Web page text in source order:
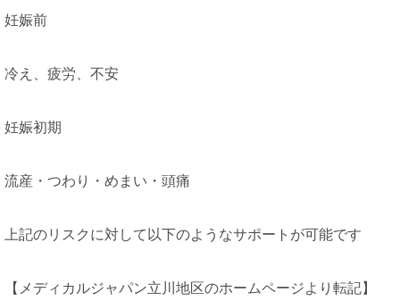
妊娠前
冷え、疲労、不安
妊娠初期
流産・つわり・めまい・頭痛
上記のリスクに対して以下のようなサポートが可能です
【メディカルジャパン立川地区のホームページより転記】